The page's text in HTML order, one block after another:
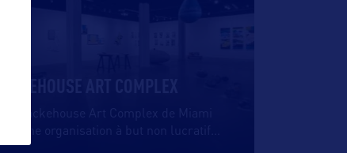
BAKEHOUSE ART COMPLEX